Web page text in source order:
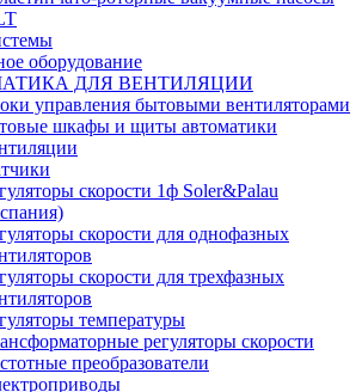
оборудование
ДЛЯ ВЕНТИЛЯЦИИ
управления бытовыми вентиляторами
шкафы и щиты автоматики
скорости 1ф Soler&Palau
скорости для однофазных
скорости для трехфазных
температуры
регуляторы скорости
преобразователи